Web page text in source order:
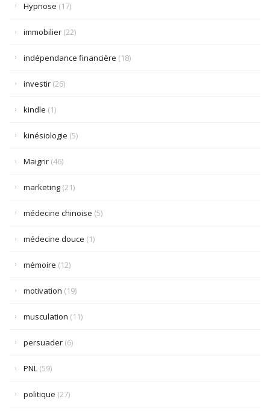
Hypnose (17)
immobilier (22)
indépendance financière (18)
investir (26)
kindle (1)
kinésiologie (5)
Maigrir (46)
marketing (21)
médecine chinoise (5)
médecine douce (1)
mémoire (12)
motivation (19)
musculation (11)
persuader (6)
PNL (59)
politique (27)